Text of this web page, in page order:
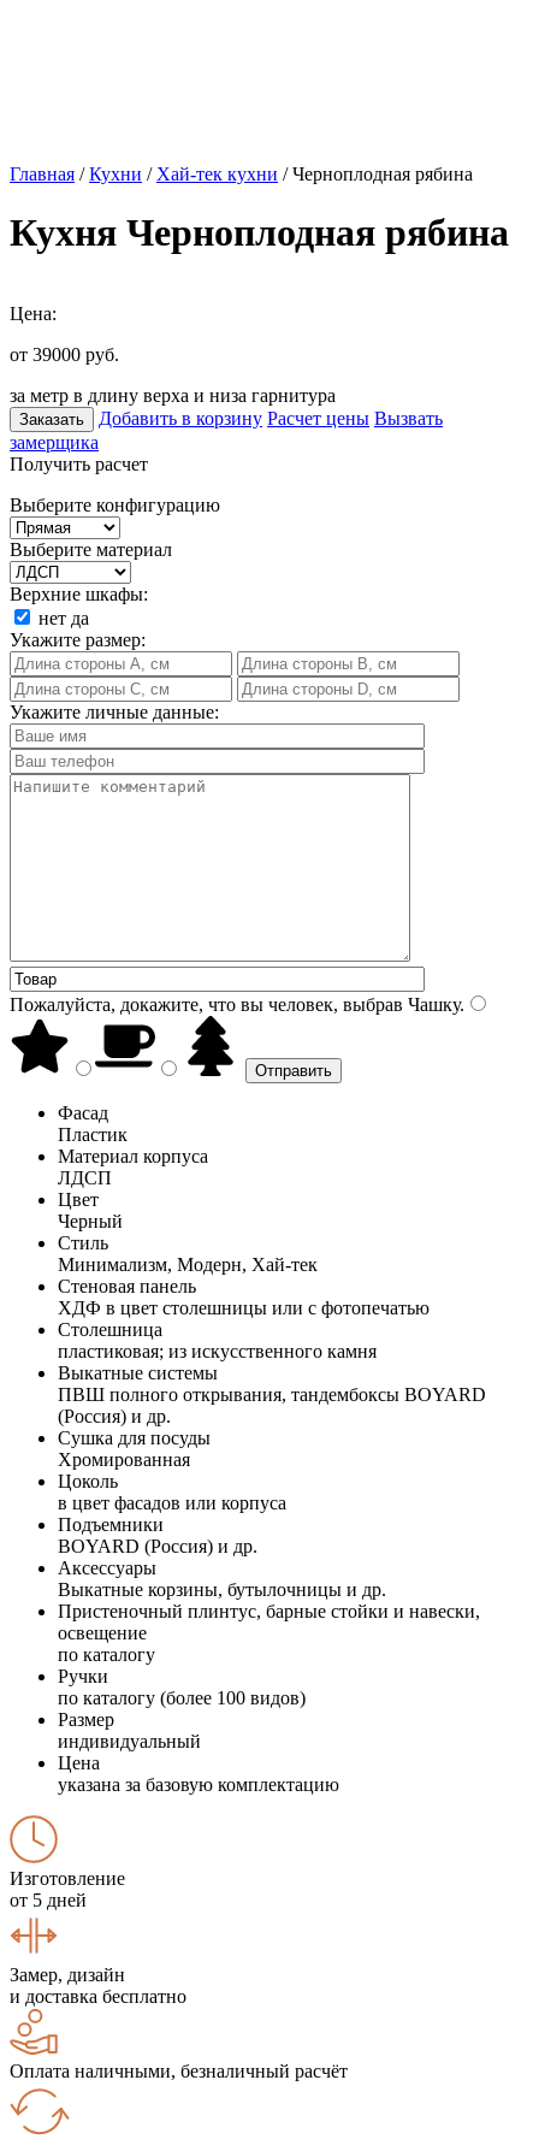
Главная /Кухни / Хай-тек кухни / Черноплодная рябина
Кухня Черноплодная рябина
Цена:
от 39000 руб.
за метр в длину верха и низа гарнитура
Заказать Добавить в корзину Расчет цены Вызвать
замерщика
Получить расчет
Выберите конфигурацию
Выберите материал
Верхние шкафы:
нет да
Укажите размер:
Укажите личные данные:
Пожалуйста, докажите, что вы человек, выбрав Чашку.
Фасад
Пластик
Материал корпуса
ЛДСП
Цвет
Черный
Стиль
Минимализм, Модерн, Хай-тек
Стеновая панель
ХДФ в цвет столешницы или с фотопечатью
Столешница
пластиковая; из искусственного камня
Выкатные системы
ПВШ полного открывания, тандембоксы BOYARD
(Россия) и др.
Сушка для посуды
Хромированная
Цоколь
в цвет фасадов или корпуса
Подъемники
BOYARD (Россия) и др.
Аксессуары
Выкатные корзины, бутылочницы и др.
Пристеночный плинтус, барные стойки и навески,
освещение
по каталогу
Ручки
по каталогу (более 100 видов)
Размер
индивидуальный
Цена
указана за базовую комплектацию
Изготовление
от 5 дней
Замер, дизайн
и доставка бесплатно
Оплата наличными, безналичный расчёт